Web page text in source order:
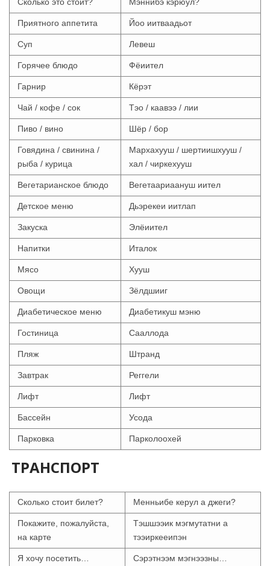
Приятного аппетита Йоо иитваадьот
Суп Левеш
Горячее блюдо Фёиител
Гарнир Кёрэт
Чай / кофе / сок Тэо / каавээ / лии
Пиво / вино Шёр / бор
Говядина / свинина /
рыба / курица
Мархахууш / шертиишхууш /
хал / чиркехууш
Вегетарианское блюдо Вегетаариаануш иител
Детское меню Дьэрекеи иитлап
Закуска Элёиител
Напитки Италок
Мясо Хууш
Овощи Зёлдшииг
Диабетическое меню Диабетикуш мэню
Гостиница Сааллода
Пляж Штранд
Завтрак Реггели
Лифт Лифт
Бассейн Усода
Парковка Парколоохей
ТРАНСПОРТ
Сколько стоит билет? Менньибе керул а джеги?
Покажите, пожалуйста,
на карте
Тэшшээик мэгмутатни а
тээиркееипэн
Я хочу посетить… Сэрэтнээм мэгнээзны…